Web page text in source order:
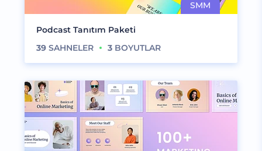
Podcast Tanıtım Paketi
39 SAHNELER 3 BOYUTLAR